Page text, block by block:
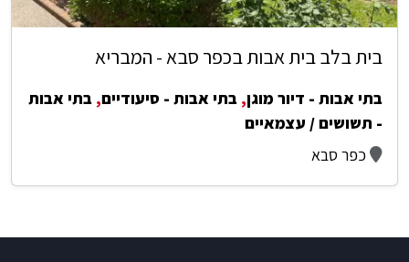
בית בלב בית אבות בכפר סבא - המבריא
בתי אבות - דיור מוגן, בתי אבות - סיעודיים, בתי אבות
- תשושים / עצמאיים
כפר סבא